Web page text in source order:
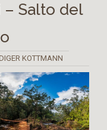
– Salto del
KOTTMANN